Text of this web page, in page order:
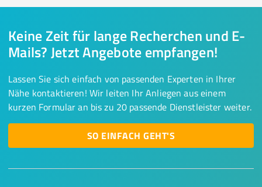
Keine Zeit für lange Recherchen und E-
Mails? Jetzt Angebote empfangen!
Lassen Sie sich einfach von passenden Experten in Ihrer
Nähe kontaktieren! Wir leiten Ihr Anliegen aus einem
kurzen Formular an bis zu 20 passende Dienstleister weiter.
SO EINFACH GEHT'S